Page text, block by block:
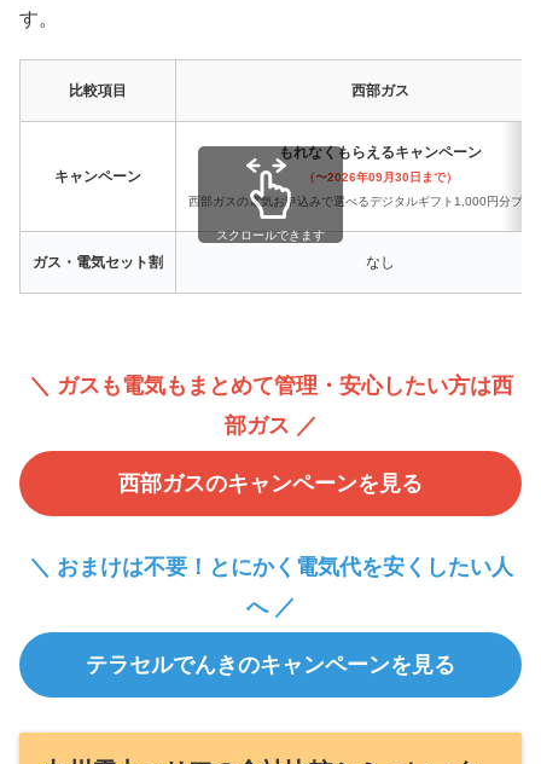
す。
比較項目 西部ガス
キャンペーン
もれなくもらえるキャンペーン
（〜2026年09月30日まで）
西部ガスの電気お申込みで選べるデジタルギフト1,000円分プレ
ガス・電気セット割 なし
スクロールできます
＼ ガスも電気もまとめて管理・安心したい方は西
部ガス ／
西部ガスのキャンペーンを見る
＼ おまけは不要！とにかく電気代を安くしたい人
へ ／
テラセルでんきのキャンペーンを見る